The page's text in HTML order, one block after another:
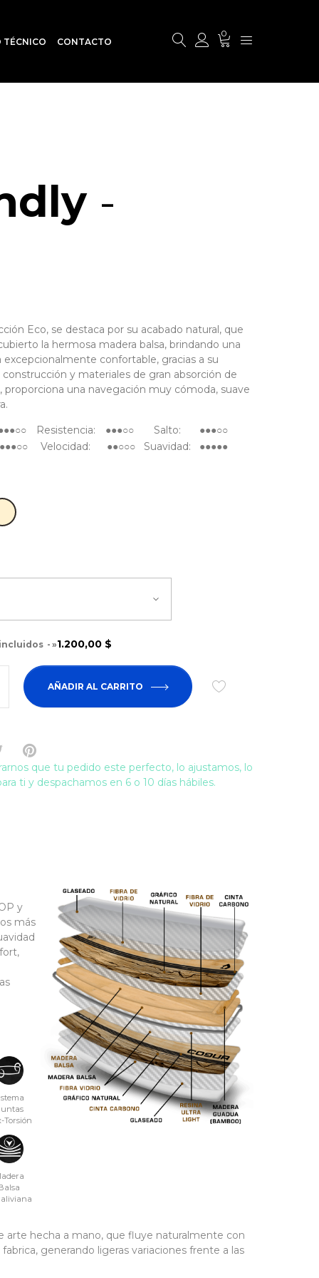
0
TÉCNICO CONTACTO
-
Eco, se destaca por su acabado natural, que
la hermosa madera balsa, brindando una
excepcionalmente confortable, gracias a su
y materiales de gran absorción de
proporciona una navegación muy cómoda, suave
Resistencia: ●●●○○ Salto:
●●●○○
Velocidad: ●●○○○ Suavidad: ●●●●●
1.200,00 $
»
AÑADIR AL CARRITO
que tu pedido este perfecto, lo ajustamos, lo
ti y despachamos en 6 o 10 días hábiles.
y
más
Torsión
arte hecha a mano, que fluye naturalmente con
generando ligeras variaciones frente a las